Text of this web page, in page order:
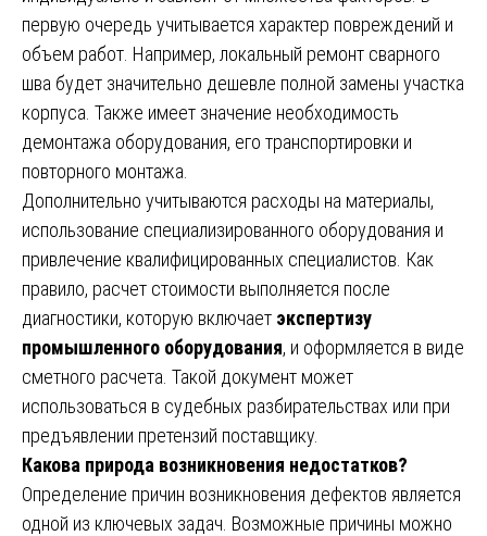
первую очередь учитывается характер повреждений и
объем работ. Например, локальный ремонт сварного
шва будет значительно дешевле полной замены участка
корпуса. Также имеет значение необходимость
демонтажа оборудования, его транспортировки и
повторного монтажа.
Дополнительно учитываются расходы на материалы,
использование специализированного оборудования и
привлечение квалифицированных специалистов. Как
правило, расчет стоимости выполняется после
диагностики, которую включает экспертизу
промышленного оборудования, и оформляется в виде
сметного расчета. Такой документ может
использоваться в судебных разбирательствах или при
предъявлении претензий поставщику.
Какова природа возникновения недостатков?
Определение причин возникновения дефектов является
одной из ключевых задач. Возможные причины можно